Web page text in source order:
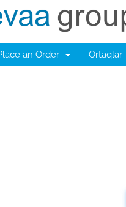
an Order Ortaqlar